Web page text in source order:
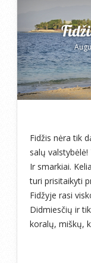
Fidžis nėra tik
salų
Ir smarkiai.
turi prisitaikyti
Fidžyje rasi
Didmiesčių ir
koralų, miškų,